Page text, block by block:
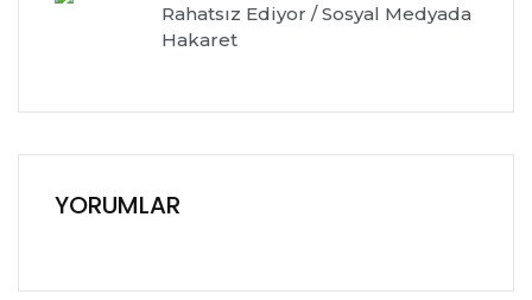
Rahatsız Ediyor / Sosyal Medyada
Hakaret
YORUMLAR